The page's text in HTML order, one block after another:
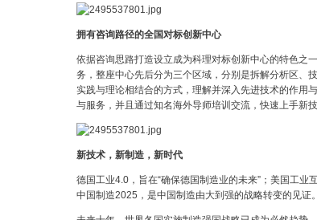
拥有咨询路径的全国对标创新中心
依据咨询思路打造设立成为科理对标创新中心的特色之
务，整座中心先后分为三个区域，分别是拆解分析区、
实践与理论相结合的方式，理解并深入先进技术的作用
与服务，并且通过知名海外导师培训交流，快速上手新技
新技术，新制造，新时代
德国工业4.0，旨在“确保德国制造业的未来”；美国工业
中国制造2025，是中国制造由大到强的战略转变的见证。